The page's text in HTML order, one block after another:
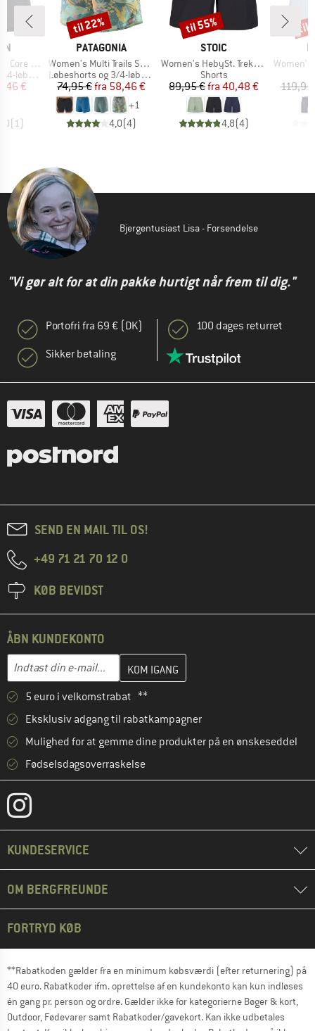
2in1 4
pris
€
(1)
MÆRKE
PATAGONIA
Artikel
Women's Multi Trails Shorts 5,5''
Produktgruppe
Løbeshorts og 3/4-løbetights
Pris
74,95 € Nedsat pris
fra 58,46 €
+1
4,0(4)
Rabat
til 22%
MÆRKE
STOIC
Artikel
Women's HebySt. Trekking Shorts
Produktgruppe
Shorts
Pris
89,95 € Nedsat pris
fra 40,48 €
4,8(4)
Rabat
til 55%
Artikel
Women's
119,95
til
Bjergentusiast Lisa - Forsendelse
"Vi gør alt for at din pakke hurtigt når frem til dig."
Portofri fra 69 € (DK)
Sikker betaling
100 dages returret
SEND EN MAIL TIL OS!
+49 71 21 70 12 0
KØB BEVIDST
ÅBN KUNDEKONTO
E-mail-adresse
Indtast din e-mailadresse her, og opret i næste trin din
5 euro i velkomstrabat **
Eksklusiv adgang til rabatkampagner
Mulighed for at gemme dine produkter på en ønskeseddel
Fødselsdagsoverraskelse
KUNDESERVICE
OM BERGFREUNDE
FORTRYD KØB
**Rabatkoden gælder fra en minimum købsværdi (efter returnering) på
40 euro. Rabatkoder ifm. oprettelse af en kundekonto kan kun indløses
én gang pr. person og ordre. Gælder ikke for kategorierne Bøger & kort,
Outdoor, Fødevarer samt Rabatkoder/gavekort. Kan ikke udbetales